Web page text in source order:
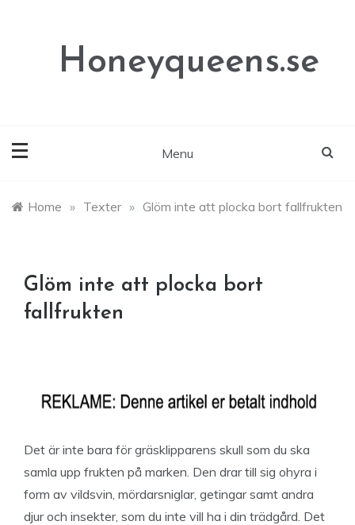
Honeyqueens.se
Menu
Home » Texter » Glöm inte att plocka bort fallfrukten
Glöm inte att plocka bort
fallfrukten
Det är inte bara för gräsklipparens skull som du ska
samla upp frukten på marken. Den drar till sig ohyra i
form av vildsvin, mördarsniglar, getingar samt andra
djur och insekter, som du inte vill ha i din trädgård. Det